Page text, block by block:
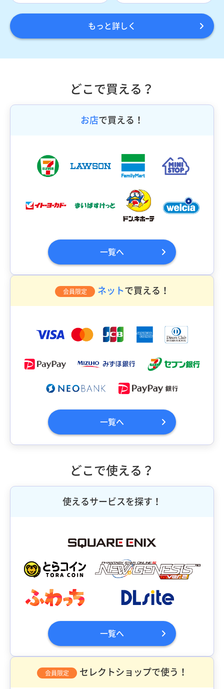
もっと詳しく
どこで買える？
お店で買える！
一覧へ
会員限定 ネットで買える！
一覧へ
どこで使える？
使えるサービスを探す！
一覧へ
会員限定 セレクトショップで使う！